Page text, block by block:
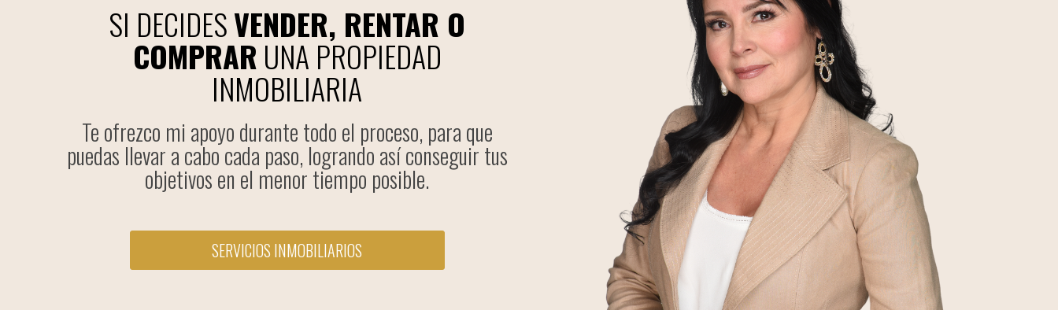
SI DECIDESVENDER, RENTAR O
COMPRAR UNA PROPIEDAD
INMOBILIARIA
Te ofrezco mi apoyo durante todo el proceso, para que
puedas llevar a cabo cada paso, logrando así conseguir tus
objetivos en el menor tiempo posible.
SERVICIOS INMOBILIARIOS